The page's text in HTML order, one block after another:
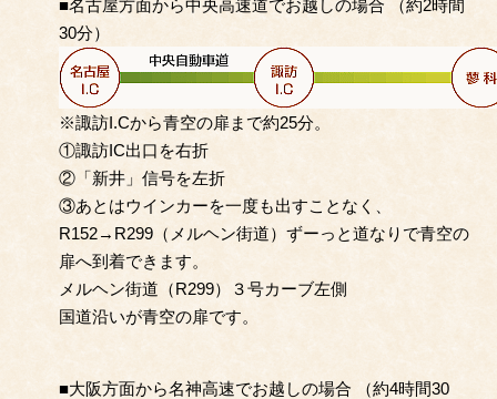
■名古屋方面から中央高速道でお越しの場合 （約2時間
30分）
※諏訪I.Cから青空の扉まで約25分。
①諏訪IC出口を右折
②「新井」信号を左折
③あとはウインカーを一度も出すことなく、
R152→R299（メルヘン街道）ずーっと道なりで青空の
扉へ到着できます。
メルヘン街道（R299）３号カーブ左側
国道沿いが青空の扉です。
■大阪方面から名神高速でお越しの場合 （約4時間30